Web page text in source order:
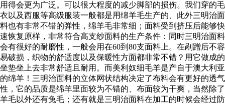
用得会更为广泛。可以很大程度的减少脚部的损伤。我们穿的毛
衣以及西服等高级服装一般都是用绵羊毛生产的、此外三明治面
料也有非常不错的弹性，绵羊毛非常细；面料受到挤压后能够快
速恢复原样，非常符合高支纱面料的生产条件：同时三明治面料
会有很好的耐磨性，一般会用在60到80支面料上。在剐蹭后不容
易破损，织物的舒适度以及保暖性方面都非常不错？用它做成的
坐垫坐上去非常舒适且耐用。而美利奴细毛羊是产自于澳大利亚
的绵羊！三明治面料的立体网状结构决定了布料会有更好的透气
性，它的品质是绵羊里面较为不错的、布面较为干爽，当然除了
羊毛以外还有兔毛；还有就是三明治面料在加工的时候会经过防